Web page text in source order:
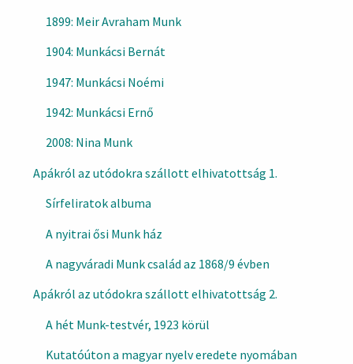
1899: Meir Avraham Munk
1904: Munkácsi Bernát
1947: Munkácsi Noémi
1942: Munkácsi Ernő
2008: Nina Munk
Apákról az utódokra szállott elhivatottság 1.
Sírfeliratok albuma
A nyitrai ősi Munk ház
A nagyváradi Munk család az 1868/9 évben
Apákról az utódokra szállott elhivatottság 2.
A hét Munk-testvér, 1923 körül
Kutatóúton a magyar nyelv eredete nyomában